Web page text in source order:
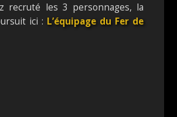
recruté les 3 personnages, la
ici : L’équipage du Fer de